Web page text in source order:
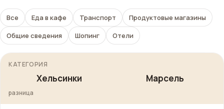
Все Еда в кафе Транспорт
Продуктовые магазины
Общие сведения
Шопинг Отели
КАТЕГОРИЯ
Хельсинки Марсель
разница